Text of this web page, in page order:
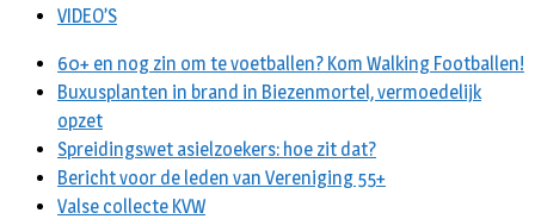
VIDEO’S
60+ en nog zin om te voetballen? Kom Walking Footballen!
Buxusplanten in brand in Biezenmortel, vermoedelijk
opzet
Spreidingswet asielzoekers: hoe zit dat?
Bericht voor de leden van Vereniging 55+
Valse collecte KVW